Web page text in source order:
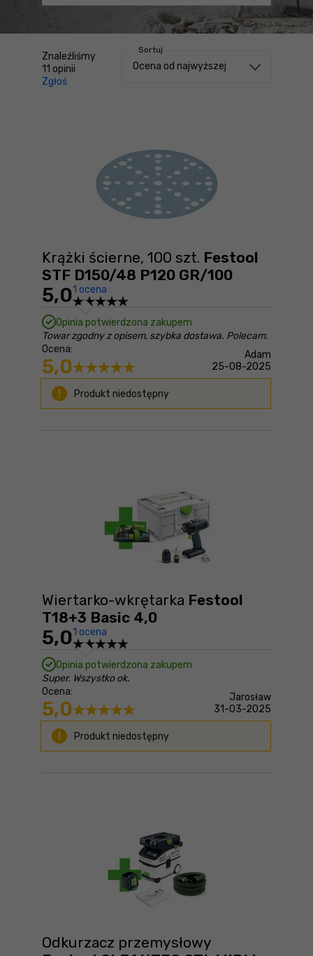
Znaleźliśmy
11 opinii
Zgłoś
Sortuj
Sortuj od
Ocena od najwyższej
Krążki ścierne, 100 szt. Festool
STF D150/48 P120 GR/100
5,01 ocena
Opinia potwierdzona zakupem
Towar zgodny z opisem, szybka dostawa. Polecam.
Ocena:
5,0
Adam
25-08-2025
Produkt niedostępny
Wiertarko-wkrętarka Festool
T18+3 Basic 4,0
5,01 ocena
Opinia potwierdzona zakupem
Super. Wszystko ok.
Ocena:
5,0
Jarosław
31-03-2025
Produkt niedostępny
Odkurzacz przemysłowy